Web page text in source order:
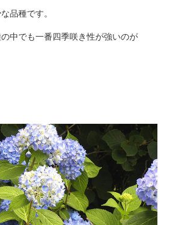
品種です。
中でも一番四季咲き性が強いのが